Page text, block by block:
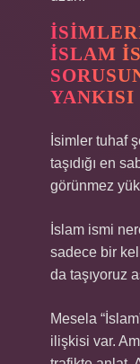
İSLAM
YANKISI
İsimler tuhaf
taşıdığı en
görünmez
İslam ismi
sadece bir
da taşıyoruz
Mesela
ilişkisi var.